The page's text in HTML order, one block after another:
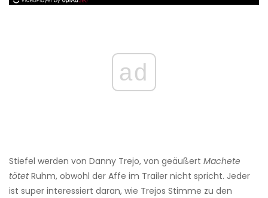
ad
Stiefel werden von Danny Trejo, von geäußert Machete
tötetRuhm, obwohl der Affe im Trailer nicht spricht. Jeder
ist super interessiert daran, wie Trejos Stimme zu den